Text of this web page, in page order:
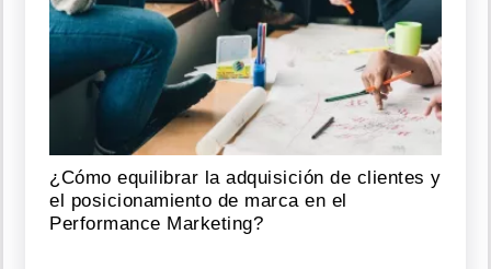
¿Cómo equilibrar la adquisición de clientes y
el posicionamiento de marca en el
Performance Marketing?